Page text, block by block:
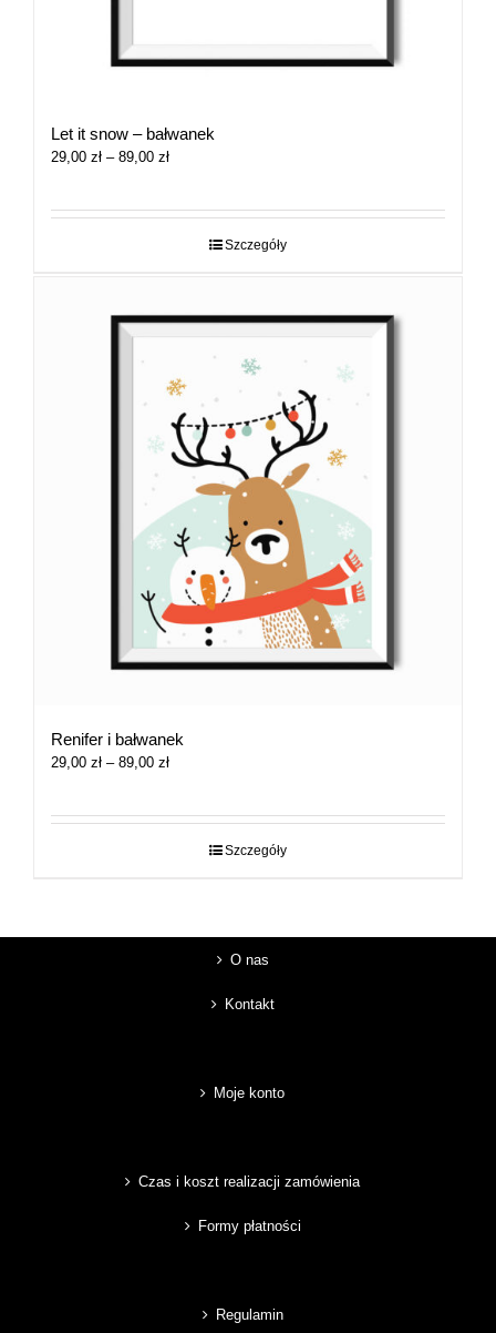
Let it snow – bałwanek
29,00 zł – 89,00 złZakres
29,00 zł
Szczegóły
Renifer i bałwanek
29,00 zł – 89,00 złZakres
29,00 zł
Szczegóły
O nas
Kontakt
Moje konto
Czas i koszt realizacji zamówienia
Formy płatności
Regulamin